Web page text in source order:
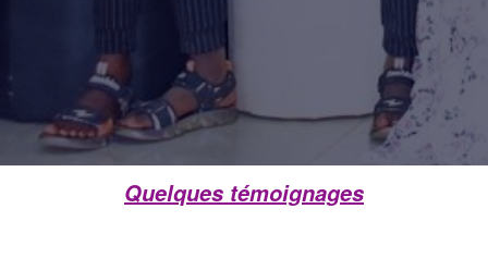
Quelques témoignages